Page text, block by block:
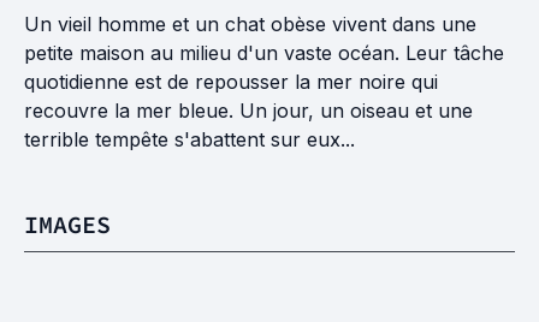
Un vieil homme et un chat obèse vivent dans une
petite maison au milieu d'un vaste océan. Leur tâche
quotidienne est de repousser la mer noire qui
recouvre la mer bleue. Un jour, un oiseau et une
terrible tempête s'abattent sur eux...
IMAGES